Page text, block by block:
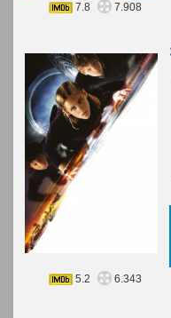
7.8
7.908
5.2
6.343